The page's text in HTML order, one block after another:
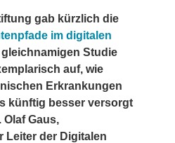
gab kürzlich die
im digitalen
gleichnamigen Studie
auf, wie
Erkrankungen
künftig besser versorgt
Olaf Gaus,
Leiter der Digitalen